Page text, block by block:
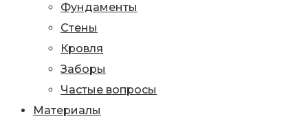
Фундаменты
Стены
Кровля
Заборы
Частые вопросы
Материалы